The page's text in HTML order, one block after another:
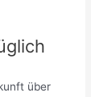
über